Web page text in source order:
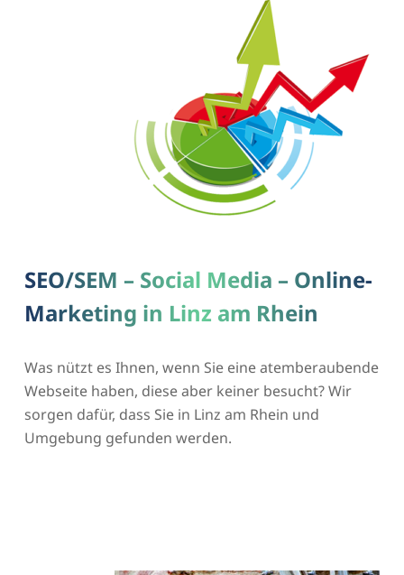
SEO/SEM – Social Media – Online-
Marketing in Linz am Rhein
Was nützt es Ihnen, wenn Sie eine atemberaubende
Webseite haben, diese aber keiner besucht? Wir
sorgen dafür, dass Sie in Linz am Rhein und
Umgebung gefunden werden.